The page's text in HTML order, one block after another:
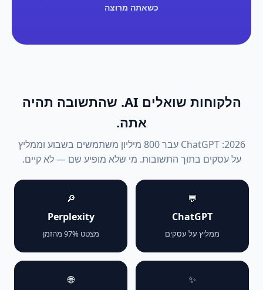
כשאתה מרוצה
הלקוחות שואלים AI. שהתשובה תהיה
אתה.
2026: ChatGPT עבר 800 מיליון משתמשים בשבוע וממליץ
על עסקים בתוך התשובות. מי שלא מופיע שם — לא קיים.
💬
ChatGPT
ממליץ על עסקים
🔎
Perplexity
מצטט 97% מהזמן
✨
🌐